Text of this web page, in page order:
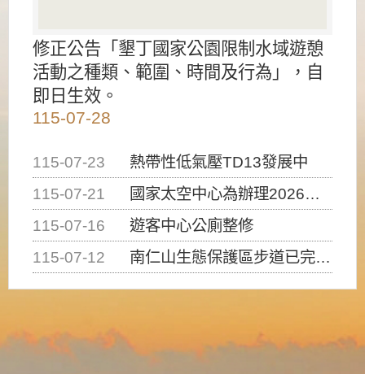
修正公告「墾丁國家公園限制水域遊憩
活動之種類、範圍、時間及行為」，自
即日生效。
115-07-28
115-07-23
熱帶性低氣壓TD13發展中
115-07-21
國家太空中心為辦理2026台灣盃火箭競賽，陸、海、空域警戒及協調相關事宜，因颱風備案事宜
115-07-16
遊客中心公廁整修
115-07-12
南仁山生態保護區步道已完成修復，自115年7月13日（星期一）起恢復開放入園，歡迎民眾依規定申請入園....